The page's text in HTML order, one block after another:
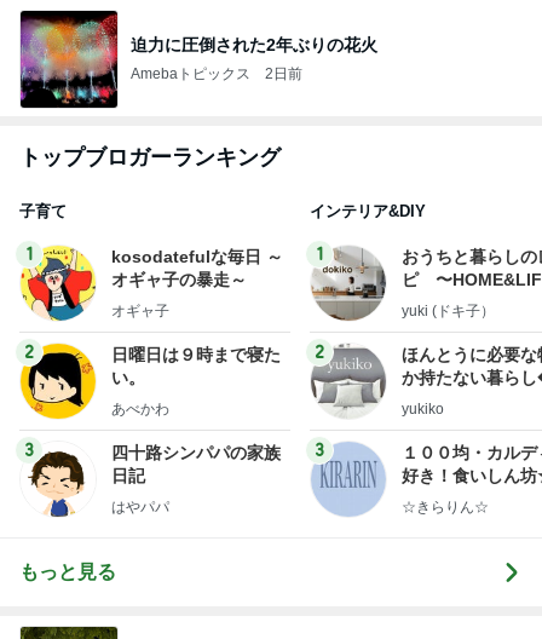
迫力に圧倒された2年ぶりの花火
Amebaトピックス 2日前
トップブロガーランキング
子育て
1
kosodatefulな毎日 ～
オギャ子の暴走～
オギャ子
2
日曜日は９時まで寝た
い。
あべかわ
3
四十路シンパパの家族
日記
はやパパ
インテリア&DIY
1
おうちと暮らしの
ピ 〜
yuki (ドキ子）
2
ほんとうに必要な
か持たない暮ら
ep Life Simple◆
yukiko
3
１００均・カルデ
好き！食いしん
らりん☆のブログ
☆きらりん☆
もっと見る